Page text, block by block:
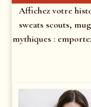
Affichez votre
sweats scouts,
mythiques :